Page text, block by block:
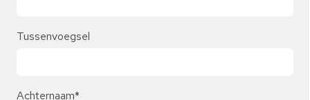
Tussenvoegsel
Achternaam*